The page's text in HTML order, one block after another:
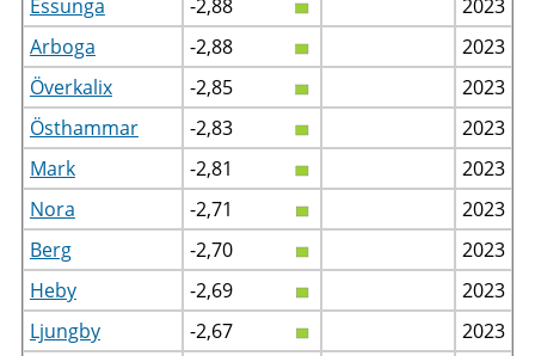
Essunga
-2,88
2023
Arboga
-2,88
2023
Överkalix
-2,85
2023
Östhammar
-2,83
2023
Mark
-2,81
2023
Nora
-2,71
2023
Berg
-2,70
2023
Heby
-2,69
2023
Ljungby
-2,67
2023